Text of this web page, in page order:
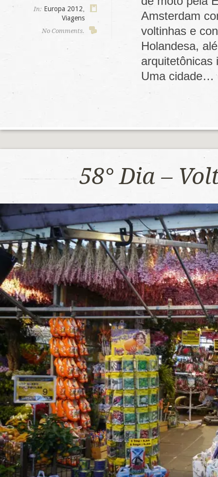
In: Europa 2012
Viagens
No Comments.
Amsterdam
voltinhas e
Holandesa,
arquitetônicas
Uma cidade…
58° Dia –